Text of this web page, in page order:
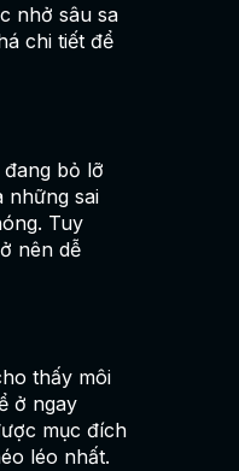
nhở sâu sa
chi tiết để
bỏ lỡ
những sai
Tuy
nên dễ
thấy môi
ở ngay
mục đích
léo nhất.